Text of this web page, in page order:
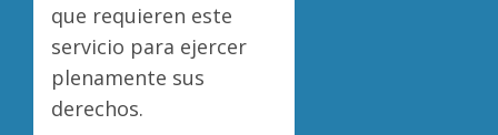
que requieren este
servicio para ejercer
plenamente sus
derechos.